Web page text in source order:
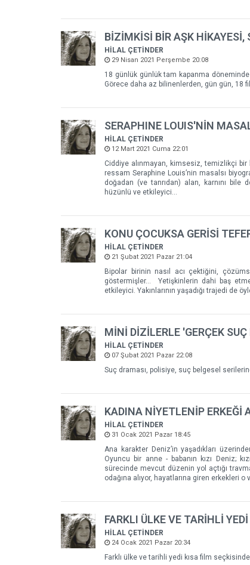
BİZİMKİSİ BİR AŞK
HİLAL ÇETİNDER
29 Nisan 2021 Perşembe 20:08
18 günlük günlük tam kapanma
Görece daha az bilinenlerden, gün gün, 18
SERAPHINE LOUIS'NİN
HİLAL ÇETİNDER
12 Mart 2021 Cuma 22:01
Ciddiye alınmayan, kimsesiz, temizlikçi bir
ressam Seraphine Louis’nin masalsı
doğadan (ve tanrıdan) alan, karnını bile
hüzünlü ve etkileyici...
KONU ÇOCUKSA GERİSİ
HİLAL ÇETİNDER
21 Şubat 2021 Pazar 21:04
Bipolar birinin nasıl acı çektiğini,
göstermişler... Yetişkinlerin dahi baş
etkileyici. Yakınlarının yaşadığı trajedi de
MİNİ DİZİLERLE 'GERÇEK
HİLAL ÇETİNDER
07 Şubat 2021 Pazar 22:08
Suç draması, polisiye, suç belgesel
KADINA NİYETLENİP ERKEĞİ
HİLAL ÇETİNDER
31 Ocak 2021 Pazar 18:45
Ana karakter Deniz’in yaşadıkları
Oyuncu bir anne - babanın kızı Deniz;
sürecinde mevcut düzenin yol açtığı
odağına alıyor, hayatlarına giren erkekleri o
FARKLI ÜLKE VE TARİHLİ
HİLAL ÇETİNDER
24 Ocak 2021 Pazar 20:34
Farklı ülke ve tarihli yedi kısa film